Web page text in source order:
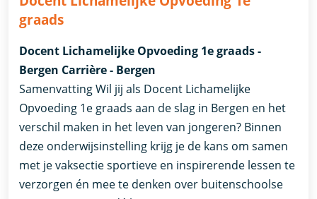
graads
Docent Lichamelijke Opvoeding 1e graads -
Bergen Carrière - Bergen
Samenvatting Wil jij als Docent Lichamelijke
Opvoeding 1e graads aan de slag in Bergen en het
verschil maken in het leven van jongeren? Binnen
deze onderwijsinstelling krijg je de kans om samen
met je vaksectie sportieve en inspirerende lessen te
verzorgen én mee te denken over buitenschoolse